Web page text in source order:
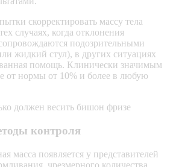
скорректировать массу тела
случаях, когда отклонения
подозрительными
жидкий стул), в других ситуациях
помощь. Клинически значимым
от нормы от 10% и более в любую
контроля
масса появляется у представителей
чрезмерного количества